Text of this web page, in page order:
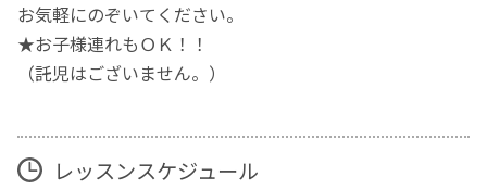
お気軽にのぞいてください。
★お子様連れもＯＫ！！
（託児はございません。）
レッスンスケジュール